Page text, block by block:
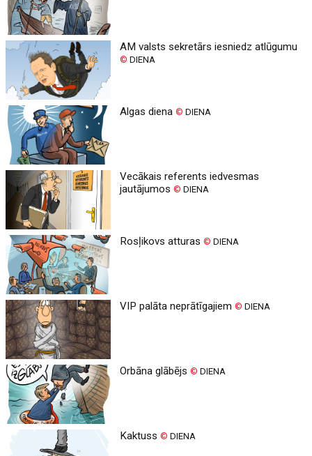
AM valsts sekretārs iesniedz atlūgumu
© DIENA
Algas diena© DIENA
Vecākais referents iedvesmas
jautājumos© DIENA
Rosļikovs atturas© DIENA
VIP palāta neprātīgajiem© DIENA
Orbāna glābējs© DIENA
Kaktuss© DIENA